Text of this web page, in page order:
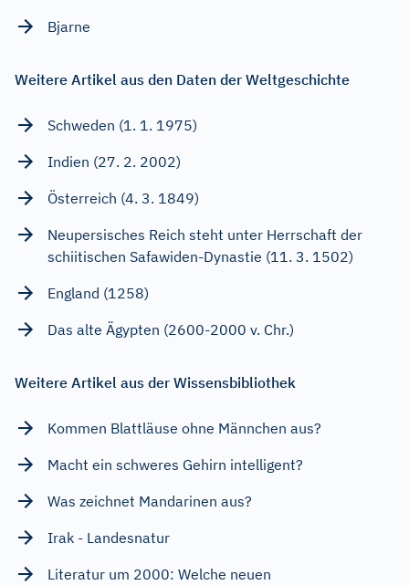
Bjarne
Weitere Artikel aus den Daten der Weltgeschichte
Schweden (1. 1. 1975)
Indien (27. 2. 2002)
Österreich (4. 3. 1849)
Neupersisches Reich steht unter Herrschaft der
schiitischen Safawiden-Dynastie (11. 3. 1502)
England (1258)
Das alte Ägypten (2600-2000 v. Chr.)
Weitere Artikel aus der Wissensbibliothek
Kommen Blattläuse ohne Männchen aus?
Macht ein schweres Gehirn intelligent?
Was zeichnet Mandarinen aus?
Irak - Landesnatur
Literatur um 2000: Welche neuen